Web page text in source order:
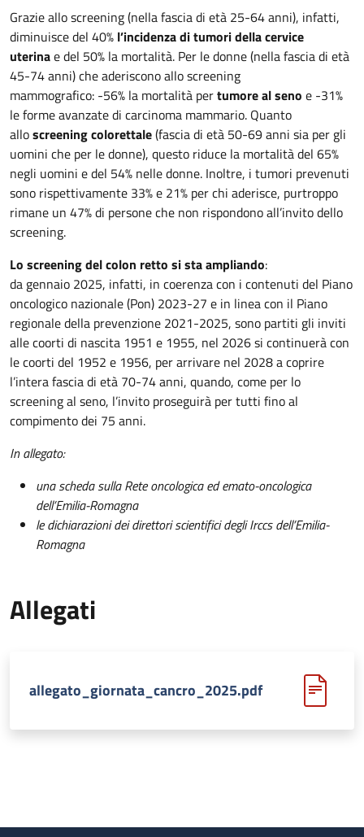
Grazie allo screening (nella fascia di età 25-64 anni), infatti,
diminuisce del 40% l’incidenza di tumori della cervice
uterinae del 50% la mortalità. Per le donne (nella fascia di età
45-74 anni) che aderiscono allo screening
mammografico: -56% la mortalità pertumore al seno e -31%
le forme avanzate di carcinoma mammario. Quanto
alloscreening colorettale(fascia di età 50-69 anni sia per gli
uomini che per le donne), questo riduce la mortalità del 65%
negli uomini e del 54% nelle donne. Inoltre, i tumori prevenuti
sono rispettivamente 33% e 21% per chi aderisce, purtroppo
rimane un 47% di persone che non rispondono all’invito dello
screening.
Lo screening del colon retto si sta ampliando:
da gennaio 2025, infatti, in coerenza con i contenuti del Piano
oncologico nazionale (Pon) 2023-27 e in linea con il Piano
regionale della prevenzione 2021-2025, sono partiti gli inviti
alle coorti di nascita 1951 e 1955, nel 2026 si continuerà con
le coorti del 1952 e 1956, per arrivare nel 2028 a coprire
l’intera fascia di età 70-74 anni, quando, come per lo
screening al seno, l’invito proseguirà per tutti fino al
compimento dei 75 anni.
In allegato:
una scheda sulla Rete oncologica ed emato-oncologica
dell’Emilia-Romagna
le dichiarazioni dei direttori scientifici degli Irccs dell’Emilia-
Romagna
Allegati
allegato_giornata_cancro_2025.pdf